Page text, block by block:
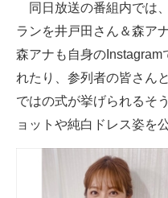
同日放送の番組内では
ランを井戸田さん＆森ア
森アナも自身のInstagram
れたり、参列者の皆さん
ではの式が挙げられるそ
ョットや純白ドレス姿を